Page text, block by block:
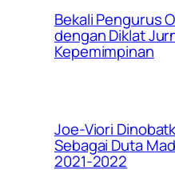
Bekali Pengurus
dengan Diklat
Kepemimpinan
Joe-Viori
Sebagai Duta
2021-2022